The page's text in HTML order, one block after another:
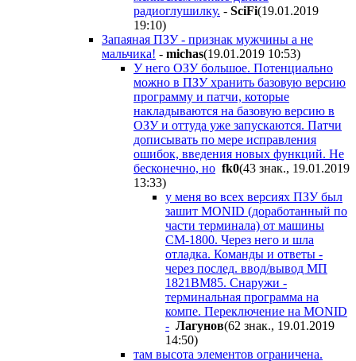
радиоглушилку. - SciFi(19.01.2019
19:10)
Запаяная ПЗУ - признак мужчины а не
мальчика! - michas(19.01.2019 10:53)
У него ОЗУ большое. Потенциально
можно в ПЗУ хранить базовую версию
программу и патчи, которые
накладываются на базовую версию в
ОЗУ и оттуда уже запускаются. Патчи
дописывать по мере исправления
ошибок, введения новых функций. Не
бесконечно, но fk0(43 знак., 19.01.2019
13:33)
у меня во всех версиях ПЗУ был
зашит MONID (доработанный по
части терминала) от машины
СМ-1800. Через него и шла
отладка. Команды и ответы -
через послед. ввод/вывод МП
1821ВМ85. Снаружи -
терминальная программа на
компе. Переключение на MONID
- Лагунов(62 знак., 19.01.2019
14:50)
там высота элементов ограничена.